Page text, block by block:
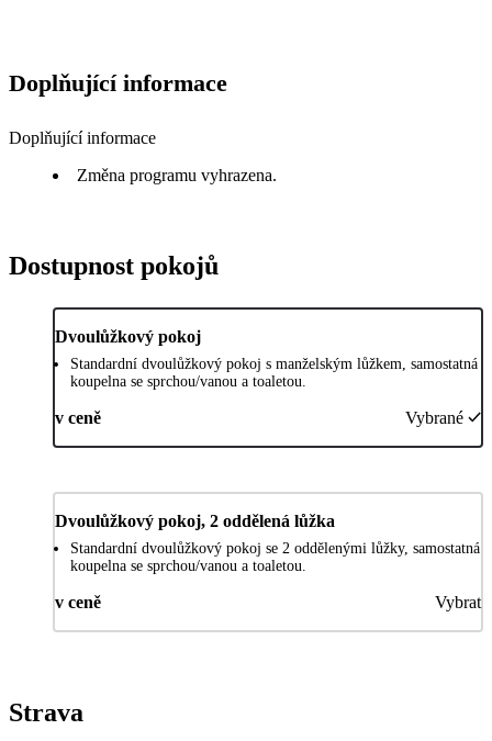
Doplňující informace
Doplňující informace
Změna programu vyhrazena.
Dostupnost pokojů
Dvoulůžkový pokoj
Standardní dvoulůžkový pokoj s manželským lůžkem, samostatná
koupelna se sprchou/vanou a toaletou.
v ceně Vybrané
Dvoulůžkový pokoj, 2 oddělená lůžka
Standardní dvoulůžkový pokoj se 2 oddělenými lůžky, samostatná
koupelna se sprchou/vanou a toaletou.
v ceně Vybrat
Strava